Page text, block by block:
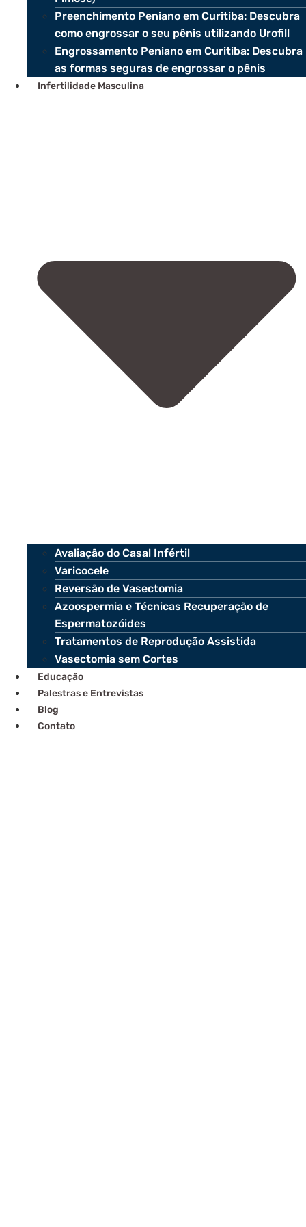
Preenchimento Peniano em Curitiba: Descubra
como engrossar o seu pênis utilizando Urofill
Engrossamento Peniano em Curitiba: Descubra
as formas seguras de engrossar o pênis
Infertilidade Masculina
Avaliação do Casal Infértil
Varicocele
Reversão de Vasectomia
Azoospermia e Técnicas Recuperação de
Espermatozóides
Tratamentos de Reprodução Assistida
Vasectomia sem Cortes
Educação
Palestras e Entrevistas
Blog
Contato